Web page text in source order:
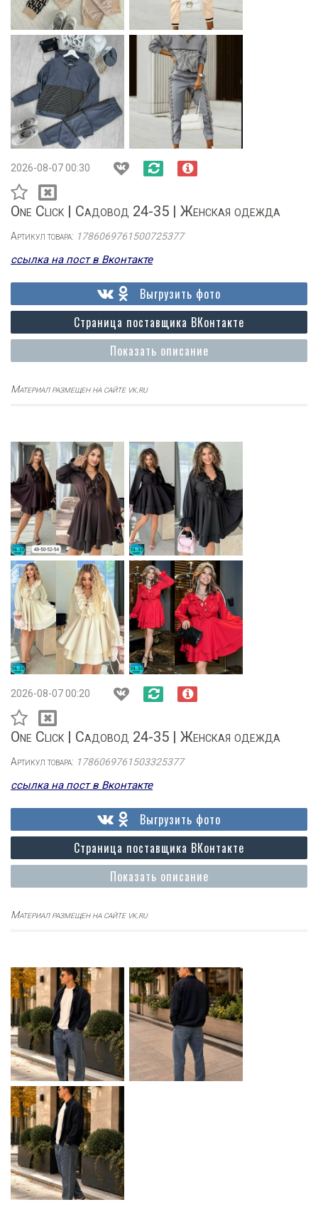
2026-08-07 00:30
One Click | Садовод 24-35 | Женская одежда
Артикул товара: 1786069761500725377
ссылка на пост в Вконтакте
Показать описание
Страница поставщика ВКонтакте
Выгрузить фото
Материал размещен на сайте vk.ru
2026-08-07 00:20
One Click | Садовод 24-35 | Женская одежда
Артикул товара: 1786069761503325377
ссылка на пост в Вконтакте
Показать описание
Страница поставщика ВКонтакте
Выгрузить фото
Материал размещен на сайте vk.ru